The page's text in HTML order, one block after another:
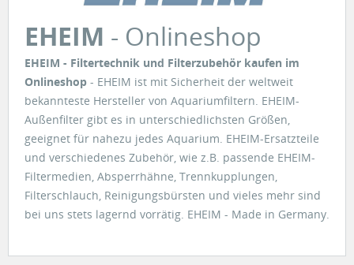
EHEIM - Onlineshop
EHEIM - Filtertechnik und Filterzubehör kaufen im
Onlineshop - EHEIM ist mit Sicherheit der weltweit
bekannteste Hersteller von Aquariumfiltern. EHEIM-
Außenfilter gibt es in unterschiedlichsten Größen,
geeignet für nahezu jedes Aquarium. EHEIM-Ersatzteile
und verschiedenes Zubehör, wie z.B. passende EHEIM-
Filtermedien, Absperrhähne, Trennkupplungen,
Filterschlauch, Reinigungsbürsten und vieles mehr sind
bei uns stets lagernd vorrätig. EHEIM - Made in Germany.